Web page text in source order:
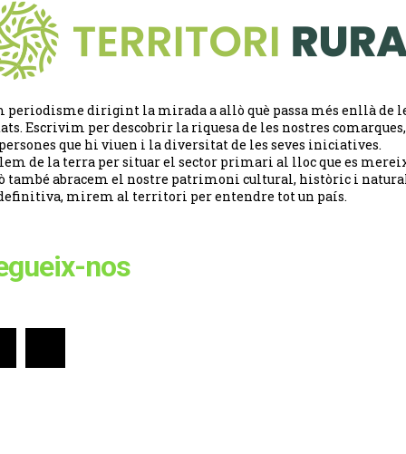
periodisme dirigint la mirada a allò què passa més enllà de
Escrivim per descobrir la riquesa de les nostres
que hi viuen i la diversitat de les seves iniciatives.
de la terra per situar el sector primari al lloc que es
també abracem el nostre patrimoni cultural, històric i
mirem al territori per entendre tot un país.
nos